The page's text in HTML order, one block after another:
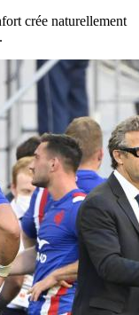
crée naturellement